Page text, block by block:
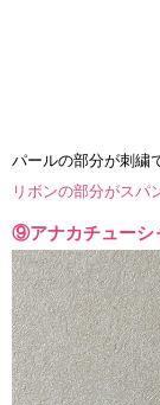
パールの部分が刺繍
リボンの部分がスパ
⑨アナカチューシ